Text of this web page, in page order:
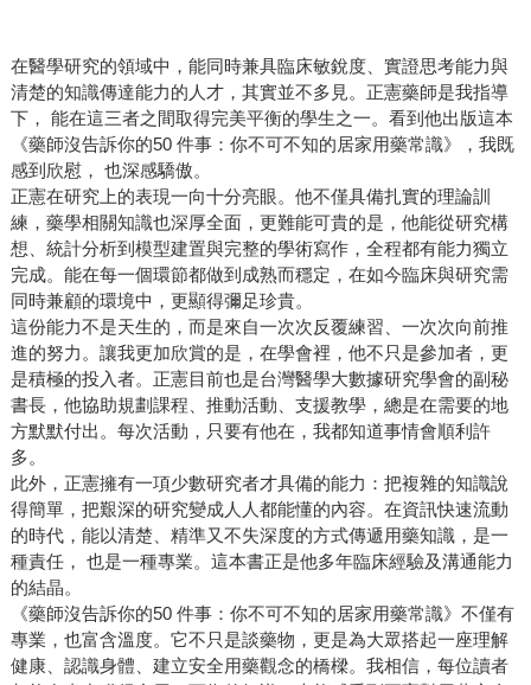
在醫學研究的領域中，能同時兼具臨床敏銳度、實證思考能力與
清楚的知識傳達能力的人才，其實並不多見。正憲藥師是我指導
下， 能在這三者之間取得完美平衡的學生之一。看到他出版這本
《藥師沒告訴你的50 件事：你不可不知的居家用藥常識》，我既
感到欣慰， 也深感驕傲。
正憲在研究上的表現一向十分亮眼。他不僅具備扎實的理論訓
練，藥學相關知識也深厚全面，更難能可貴的是，他能從研究構
想、統計分析到模型建置與完整的學術寫作，全程都有能力獨立
完成。能在每一個環節都做到成熟而穩定，在如今臨床與研究需
同時兼顧的環境中，更顯得彌足珍貴。
這份能力不是天生的，而是來自一次次反覆練習、一次次向前推
進的努力。讓我更加欣賞的是，在學會裡，他不只是參加者，更
是積極的投入者。正憲目前也是台灣醫學大數據研究學會的副秘
書長，他協助規劃課程、推動活動、支援教學，總是在需要的地
方默默付出。每次活動，只要有他在，我都知道事情會順利許
多。
此外，正憲擁有一項少數研究者才具備的能力：把複雜的知識說
得簡單，把艱深的研究變成人人都能懂的內容。在資訊快速流動
的時代，能以清楚、精準又不失深度的方式傳遞用藥知識，是一
種責任， 也是一種專業。這本書正是他多年臨床經驗及溝通能力
的結晶。
《藥師沒告訴你的50 件事：你不可不知的居家用藥常識》不僅有
專業，也富含溫度。它不只是談藥物，更是為大眾搭起一座理解
健康、認識身體、建立安全用藥觀念的橋樑。我相信，每位讀者